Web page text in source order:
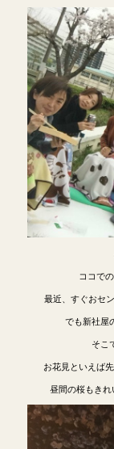
ココで
最近、すぐおセ
でも新社屋
そこ
お花見といえば
昼間の桜もき